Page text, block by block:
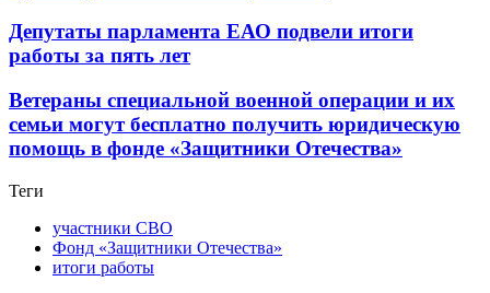
Депутаты парламента ЕАО подвели итоги
работы за пять лет
Ветераны специальной военной операции и их
семьи могут бесплатно получить юридическую
помощь в фонде «Защитники Отечества»
Теги
участники СВО
Фонд «Защитники Отечества»
итоги работы